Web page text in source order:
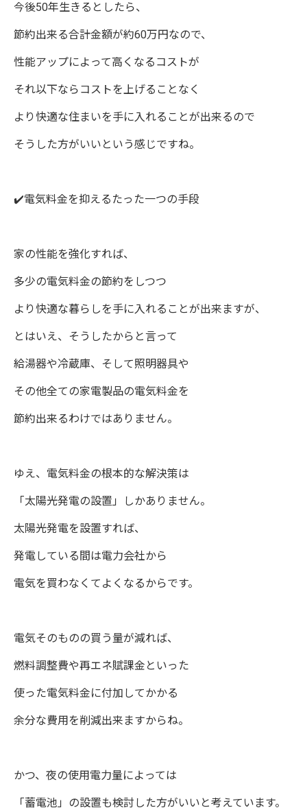
今後50年生きるとしたら、
節約出来る合計金額が約60万円なので、
性能アップによって高くなるコストが
それ以下ならコストを上げることなく
より快適な住まいを手に入れることが出来るので
そうした方がいいという感じですね。
✔️電気料金を抑えるたった一つの手段
家の性能を強化すれば、
多少の電気料金の節約をしつつ
より快適な暮らしを手に入れることが出来ますが、
とはいえ、そうしたからと言って
給湯器や冷蔵庫、そして照明器具や
その他全ての家電製品の電気料金を
節約出来るわけではありません。
ゆえ、電気料金の根本的な解決策は
「太陽光発電の設置」しかありません。
太陽光発電を設置すれば、
発電している間は電力会社から
電気を買わなくてよくなるからです。
電気そのものの買う量が減れば、
燃料調整費や再エネ賦課金といった
使った電気料金に付加してかかる
余分な費用を削減出来ますからね。
かつ、夜の使用電力量によっては
「蓄電池」の設置も検討した方がいいと考えています。